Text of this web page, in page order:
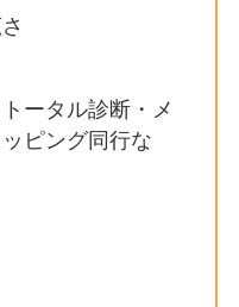
ータル診断・メ
ピング同行な